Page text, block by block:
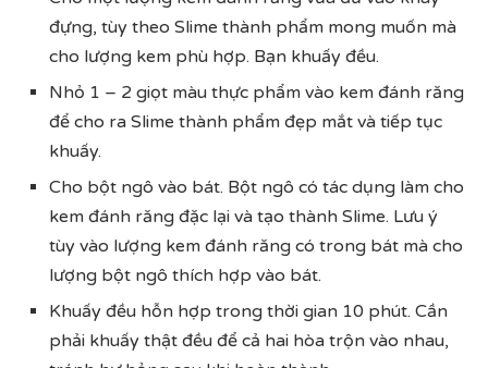
đựng, tùy theo Slime thành phẩm mong muốn mà
cho lượng kem phù hợp. Bạn khuấy đều.
Nhỏ 1 – 2 giọt màu thực phẩm vào kem đánh răng
để cho ra Slime thành phẩm đẹp mắt và tiếp tục
khuấy.
Cho bột ngô vào bát. Bột ngô có tác dụng làm cho
kem đánh răng đặc lại và tạo thành Slime. Lưu ý
tùy vào lượng kem đánh răng có trong bát mà cho
lượng bột ngô thích hợp vào bát.
Khuấy đều hỗn hợp trong thời gian 10 phút. Cần
phải khuấy thật đều để cả hai hòa trộn vào nhau,